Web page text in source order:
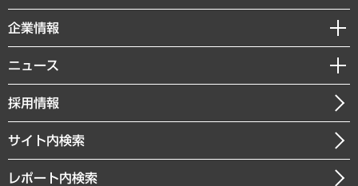
共生・ダイバーシティ
GRC（ガバナンス・リスク・コンプライアンス）・防災（政策）
経済・産業・雇用・労働
まちづくり・観光・交通・スポーツ・スマートシティ
レポート
コラム
経営用語集
受託・受注実績（官公庁関連）
メディア掲載・出演
セミナー・イベント情報
MUFGビジネスセミナー
受託案件情報
企業情報
私たちの想い
社長メッセージ
会社概要
沿革
ニュース
ニュースリリース
お知らせ
採用情報
サイト内検索
レポート内検索